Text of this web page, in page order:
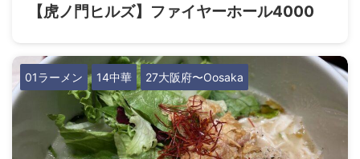
【虎ノ門ヒルズ】ファイヤーホール4000
01ラーメン 14中華 27大阪府〜Oosaka